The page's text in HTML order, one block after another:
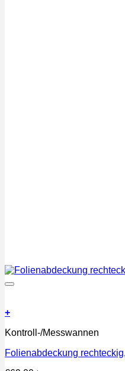
+
Kontroll-/Messwannen
Folienabdeckung